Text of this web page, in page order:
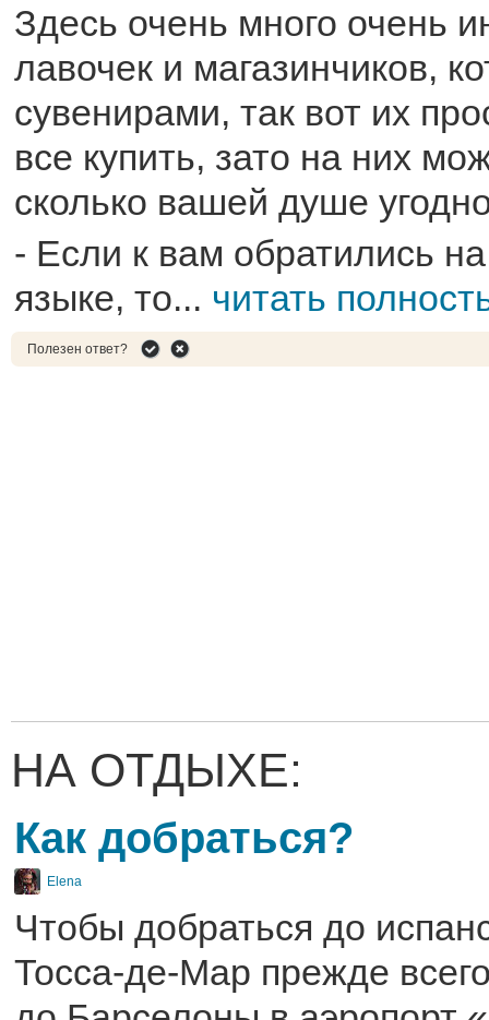
Здесь очень много очень
лавочек и магазинчиков,
сувенирами, так вот их
все купить, зато на них
сколько вашей душе
- Если к вам обратились
языке, то... читать
Полезен ответ?
НА ОТДЫХЕ:
Как добраться?
Elena
Чтобы добраться до
Тосса-де-Мар прежде